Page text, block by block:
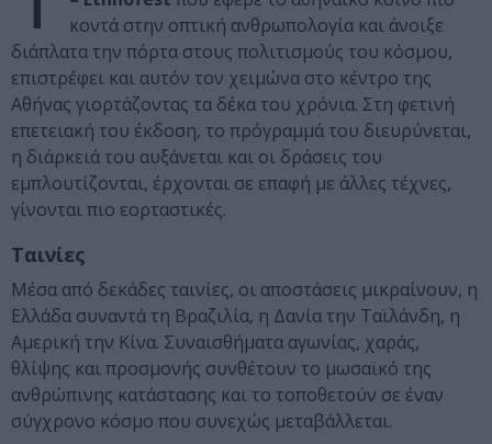
κοντά στην οπτική ανθρωπολογία και άνοιξε
διάπλατα την πόρτα στους πολιτισμούς του κόσμου,
επιστρέφει και αυτόν τον χειμώνα στο κέντρο της
Αθήνας γιορτάζοντας τα δέκα του χρόνια. Στη φετινή
επετειακή του έκδοση, το πρόγραμμά του διευρύνεται,
η διάρκειά του αυξάνεται και οι δράσεις του
εμπλουτίζονται, έρχονται σε επαφή με άλλες τέχνες,
γίνονται πιο εορταστικές.
Ταινίες
Μέσα από δεκάδες ταινίες, οι αποστάσεις μικραίνουν, η
Ελλάδα συναντά τη Βραζιλία, η Δανία την Ταϊλάνδη, η
Αμερική την Κίνα. Συναισθήματα αγωνίας, χαράς,
θλίψης και προσμονής συνθέτουν το μωσαϊκό της
ανθρώπινης κατάστασης και το τοποθετούν σε έναν
σύγχρονο κόσμο που συνεχώς μεταβάλλεται.